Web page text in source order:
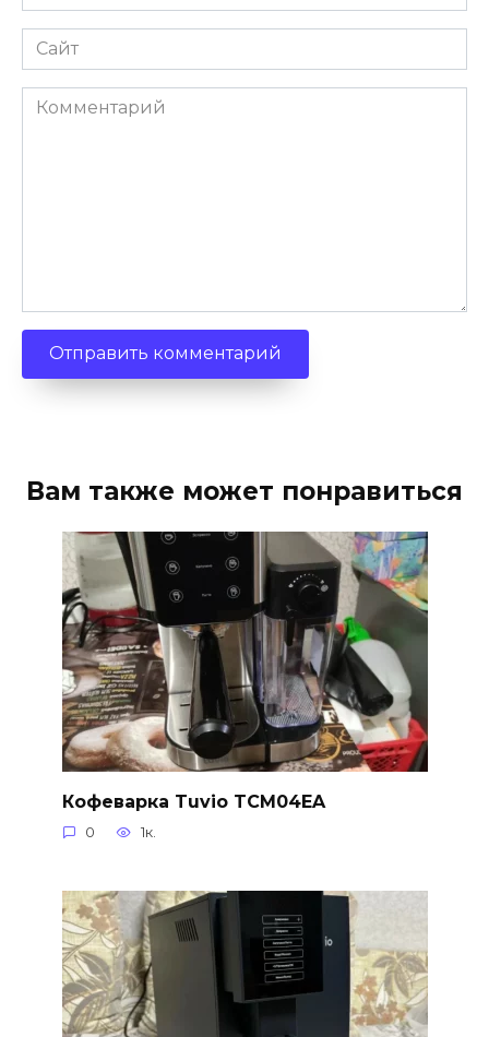
Сайт
Комментарий
Вам также может понравиться
Кофеварка Tuvio TCM04EA
0 1к.